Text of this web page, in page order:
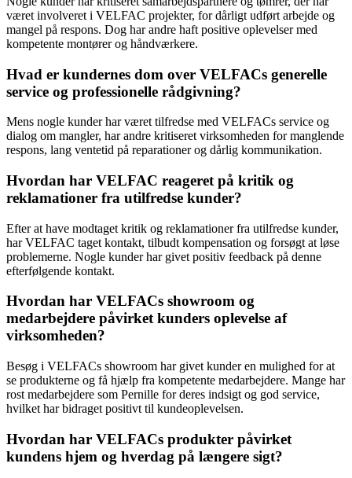
været involveret i VELFAC projekter, for dårligt udført arbejde og
mangel på respons. Dog har andre haft positive oplevelser med
kompetente montører og håndværkere.
Hvad er kundernes dom over VELFACs generelle
service og professionelle rådgivning?
Mens nogle kunder har været tilfredse med VELFACs service og
dialog om mangler, har andre kritiseret virksomheden for manglende
respons, lang ventetid på reparationer og dårlig kommunikation.
Hvordan har VELFAC reageret på kritik og
reklamationer fra utilfredse kunder?
Efter at have modtaget kritik og reklamationer fra utilfredse kunder,
har VELFAC taget kontakt, tilbudt kompensation og forsøgt at løse
problemerne. Nogle kunder har givet positiv feedback på denne
efterfølgende kontakt.
Hvordan har VELFACs showroom og
medarbejdere påvirket kunders oplevelse af
virksomheden?
Besøg i VELFACs showroom har givet kunder en mulighed for at
se produkterne og få hjælp fra kompetente medarbejdere. Mange har
rost medarbejdere som Pernille for deres indsigt og god service,
hvilket har bidraget positivt til kundeoplevelsen.
Hvordan har VELFACs produkter påvirket
kundens hjem og hverdag på længere sigt?